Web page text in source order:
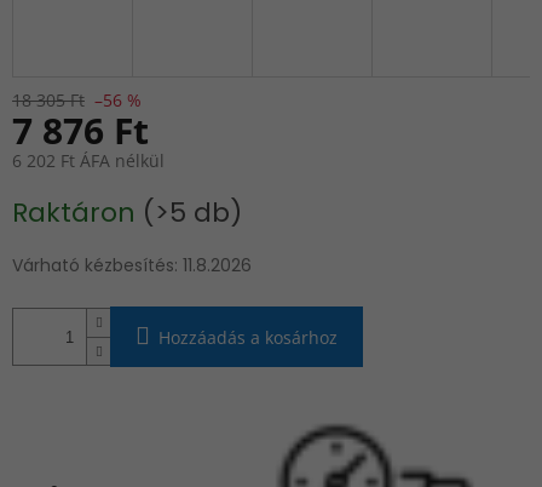
18 305 Ft –56 %
7 876 Ft
6 202 Ft ÁFA nélkül
Raktáron (>5 db)
Várható kézbesítés: 11.8.2026
Hozzáadás a kosárhoz